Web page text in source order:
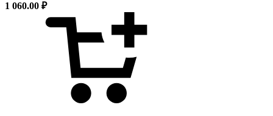
1 060.00 ₽